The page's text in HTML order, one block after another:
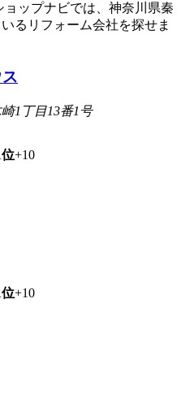
ップナビでは、 神奈川県秦
るリフォーム会社を探せま
1丁目13番1号
位+10
位+10